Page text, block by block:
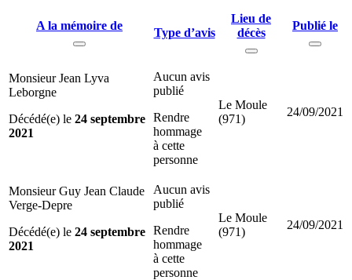
A la mémoire de
Type d’avis
Lieu de
décès
Publié le
Monsieur Jean Lyva
Leborgne
Décédé(e) le 24 septembre
2021
Aucun avis
publié
Rendre
hommage
à cette
personne
Le Moule
(971)
24/09/2021
Monsieur Guy Jean Claude
Verge-Depre
Décédé(e) le 24 septembre
2021
Aucun avis
publié
Rendre
hommage
à cette
personne
Le Moule
(971)
24/09/2021